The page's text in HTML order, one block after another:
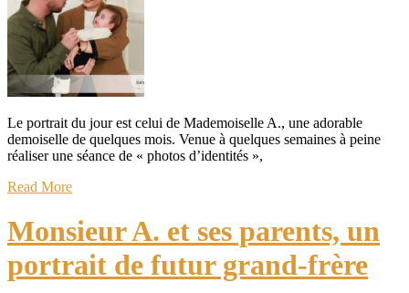
Le portrait du jour est celui de Mademoiselle A., une adorable
demoiselle de quelques mois. Venue à quelques semaines à peine
réaliser une séance de « photos d’identités »,
Read More
Monsieur A. et ses parents, un
portrait de futur grand-frère